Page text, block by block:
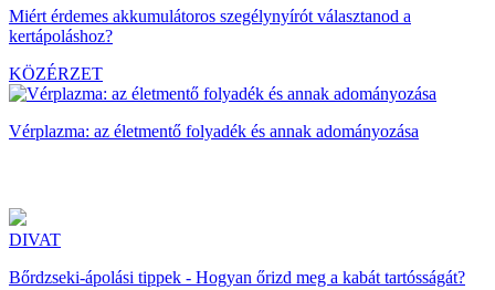
Miért érdemes akkumulátoros szegélynyírót választanod a
kertápoláshoz?
KÖZÉRZET
Vérplazma: az életmentő folyadék és annak adományozása
DIVAT
Bőrdzseki-ápolási tippek - Hogyan őrizd meg a kabát tartósságát?